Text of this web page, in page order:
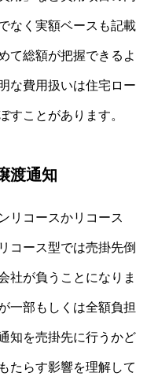
なく実額ベースも記載
て総額が把握できるよ
な費用扱いは住宅ロー
すことがあります。
渡通知
リコースかリコース
コース型では売掛先倒
社が負うことになりま
一部もしくは全額負担
知を売掛先に行うかど
たらす影響を理解して